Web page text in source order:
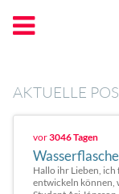
AKTUELLE
vor3046 Tagen
Hallo ihr Lieben,
entwickeln können,